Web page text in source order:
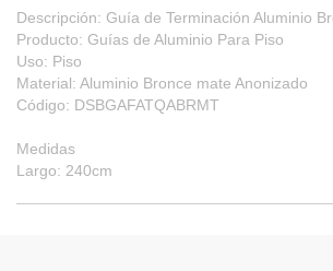
Descripción: Guía de Terminación Aluminio
Producto: Guías de Aluminio Para Piso
Uso: Piso
Material: Aluminio Bronce mate Anonizado
Código: DSBGAFATQABRMT
Medidas
Largo: 240cm